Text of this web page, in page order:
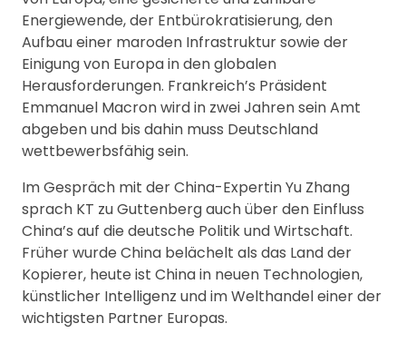
Energiewende, der Entbürokratisierung, den
Aufbau einer maroden Infrastruktur sowie der
Einigung von Europa in den globalen
Herausforderungen. Frankreich’s Präsident
Emmanuel Macron wird in zwei Jahren sein Amt
abgeben und bis dahin muss Deutschland
wettbewerbsfähig sein.
Im Gespräch mit der China-Expertin Yu Zhang
sprach KT zu Guttenberg auch über den Einfluss
China’s auf die deutsche Politik und Wirtschaft.
Früher wurde China belächelt als das Land der
Kopierer, heute ist China in neuen Technologien,
künstlicher Intelligenz und im Welthandel einer der
wichtigsten Partner Europas.